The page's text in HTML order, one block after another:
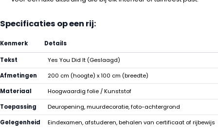
Specificaties op een rij:
Kenmerk Details
Tekst
Yes You Did It (Geslaagd)
Afmetingen
200 cm (hoogte) x 100 cm (breedte)
Materiaal
Hoogwaardig folie / Kunststof
Toepassing
Deuropening, muurdecoratie, foto-achtergrond
Gelegenheid
Eindexamen, afstuderen, behalen van certificaat of rijbewijs